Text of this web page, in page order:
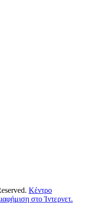
Κέντρο
στο Ίντερνετ.